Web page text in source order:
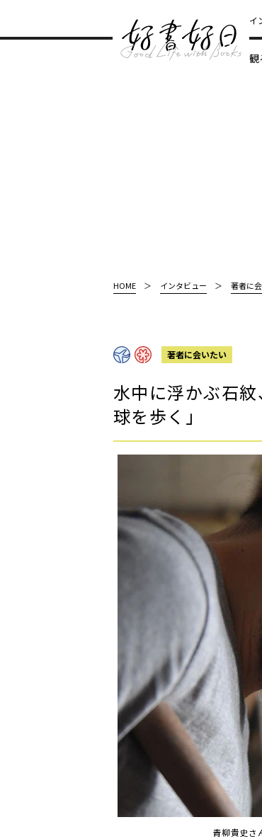
イ
観
HOME インタビュー 著者に
著者に会いたい
水中に浮かぶ石
球を歩く」
青柳貴史さ